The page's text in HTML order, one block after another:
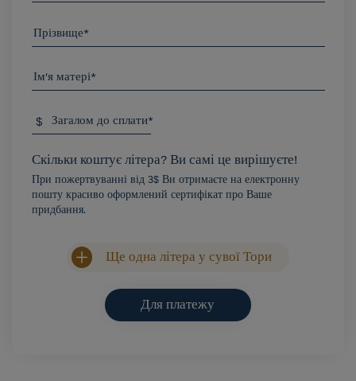
Прізвище*
Ім'я матері*
Загалом до сплати*
$
Скільки коштує літера? Ви самі це вирішуєте!
При пожертвуванні від 3$ Ви отримаєте на електронну
пошту красиво оформлений сертифікат про Ваше
придбання.
Ще одна літера у сувої Тори
Для платежу